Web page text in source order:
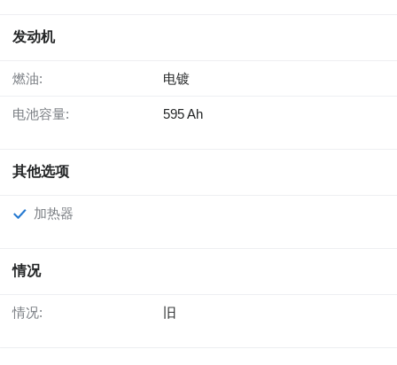
发动机
燃油: 电镀
电池容量: 595 Ah
其他选项
加热器
情况
情况: 旧